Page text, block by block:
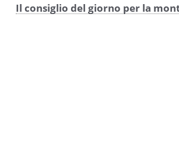
Il consiglio del giorno per la